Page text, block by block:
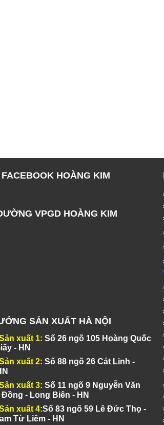
HOÀNG KIM
VPGD HOÀNG KIM
SẢN XUẤT HÀ NỘI
xuất 1: Số 26 ngõ 105 Hoàng Quốc
- HN
xuất 2: Số 88 ngõ 26 Cát Linh -
xuất 3: Số 11 ngõ 9 Nguyễn Văn
- Long Biên - HN
xuất 4:Số 83 ngõ 59 Lê Đức Thọ -
Từ Liêm - HN